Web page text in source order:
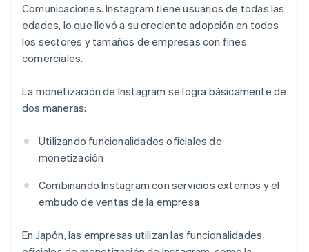
Comunicaciones. Instagram tiene usuarios de todas las
edades, lo que llevó a su creciente adopción en todos
los sectores y tamaños de empresas con fines
comerciales.
La monetización de Instagram se logra básicamente de
dos maneras:
Utilizando funcionalidades oficiales de
monetización
Combinando Instagram con servicios externos y el
embudo de ventas de la empresa
En Japón, las empresas utilizan las funcionalidades